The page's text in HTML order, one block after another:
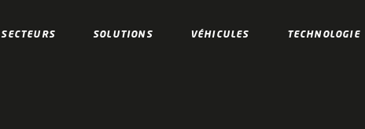
SECTEURS SOLUTIONS VÉHICULES TECHNOLOGIE